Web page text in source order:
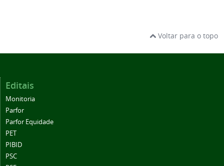
Voltar para o topo
Editais
Monitoria
Parfor
Parfor Equidade
PET
PIBID
PSC